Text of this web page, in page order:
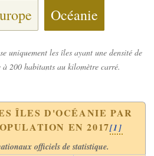
Océanie
uniquement les îles ayant une densité de
200 habitants au kilomètre carré.
ÎLES D'OCÉANIE PAR
EN 2017[1]
officiels de statistique.